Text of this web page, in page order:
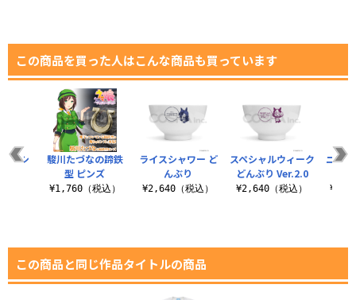
この商品を買った人はこんな商品も買っています
ライスシャワー ど
んぶり
¥2,640（税込）
スペシャルウィーク
どんぶり Ver.2.0
¥2,640（税込）
ニシ
Tシ
駿川たづなの蹄鉄
型 ピンズ
¥1,760（税込）
この商品と同じ作品タイトルの商品